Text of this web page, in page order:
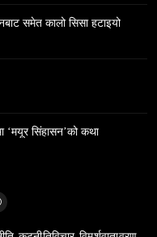
मनाइँदै
समेत कालो सिसा हटाइयो
‘मयूर सिंहासन’को कथा